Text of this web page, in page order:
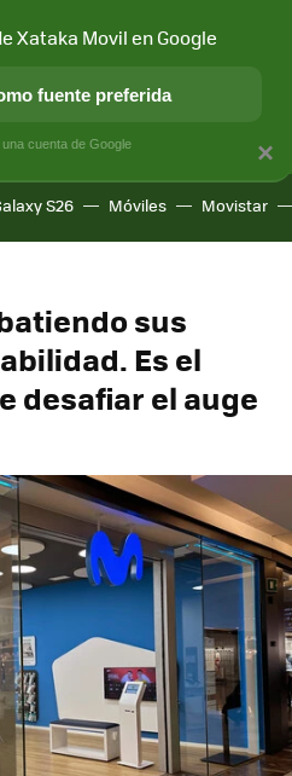
APLICACIONES
S26 Móviles Movistar
sus
Es el
desafiar el auge
×
Xataka Movil en Google
fuente preferida
cuenta de Google